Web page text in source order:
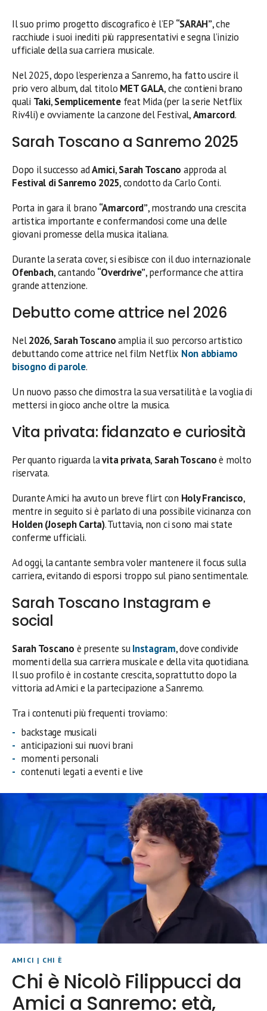
Il suo primo progetto discografico è l’EP “SARAH”, che
racchiude i suoi inediti più rappresentativi e segna l’inizio
ufficiale della sua carriera musicale.
Nel 2025, dopo l’esperienza a Sanremo, ha fatto uscire il
prio vero album, dal titolo MET GALA, che contieni brano
quali Taki,Semplicementefeat Mida (per la serie Netflix
Riv4li) e ovviamente la canzone del Festival,Amarcord.
Sarah Toscano a Sanremo 2025
Dopo il successo adAmici,Sarah Toscano approda al
Festival di Sanremo 2025, condotto da Carlo Conti.
Porta in gara il brano “Amarcord”, mostrando una crescita
artistica importante e confermandosi come una delle
giovani promesse della musica italiana.
Durante la serata cover, si esibisce con il duo internazionale
Ofenbach, cantando “Overdrive”, performance che attira
grande attenzione.
Debutto come attrice nel 2026
Nel2026, Sarah Toscanoamplia il suo percorso artistico
debuttando come attrice nel film Netflix Non abbiamo
bisogno di parole.
Un nuovo passo che dimostra la sua versatilità e la voglia di
mettersi in gioco anche oltre la musica.
Vita privata: fidanzato e curiosità
Per quanto riguarda lavita privata, Sarah Toscanoè molto
riservata.
Durante Amici ha avuto un breve flirt con Holy Francisco,
mentre in seguito si è parlato di una possibile vicinanza con
Holden (Joseph Carta). Tuttavia, non ci sono mai state
conferme ufficiali.
Ad oggi, la cantante sembra voler mantenere il focus sulla
carriera, evitando di esporsi troppo sul piano sentimentale.
Sarah Toscano Instagram e
social
Sarah Toscano è presente suInstagram, dove condivide
momenti della sua carriera musicale e della vita quotidiana.
Il suo profilo è in costante crescita, soprattutto dopo la
vittoria ad Amici e la partecipazione a Sanremo.
Tra i contenuti più frequenti troviamo:
backstage musicali
anticipazioni sui nuovi brani
momenti personali
contenuti legati a eventi e live
AMICI | CHI È
Chi è Nicolò Filippucci da
Amici a Sanremo: età,